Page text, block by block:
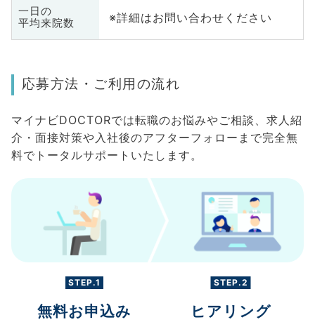
一日の
平均来院数
※詳細はお問い合わせください
応募方法・ご利用の流れ
マイナビDOCTORでは転職のお悩みやご相談、求人紹
介・面接対策や入社後のアフターフォローまで完全無
料でトータルサポートいたします。
STEP.1
無料お申込み
STEP.2
ヒアリング